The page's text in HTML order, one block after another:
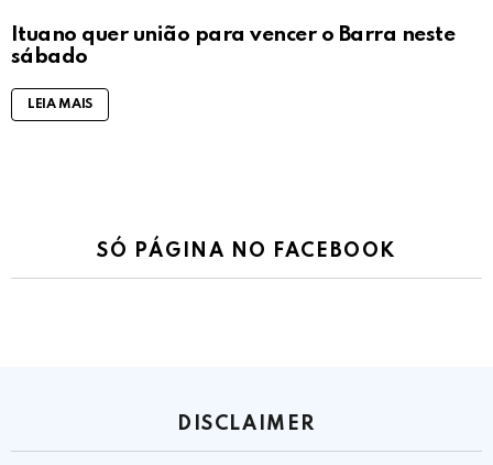
Ituano quer união para vencer o Barra neste
sábado
LEIA MAIS
SÓ PÁGINA NO FACEBOOK
DISCLAIMER